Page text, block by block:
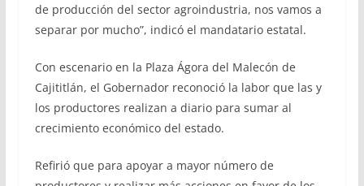
de producción del sector agroindustria, nos vamos a
separar por mucho”, indicó el mandatario estatal.
Con escenario en la Plaza Ágora del Malecón de
Cajititlán, el Gobernador reconoció la labor que las y
los productores realizan a diario para sumar al
crecimiento económico del estado.
Refirió que para apoyar a mayor número de